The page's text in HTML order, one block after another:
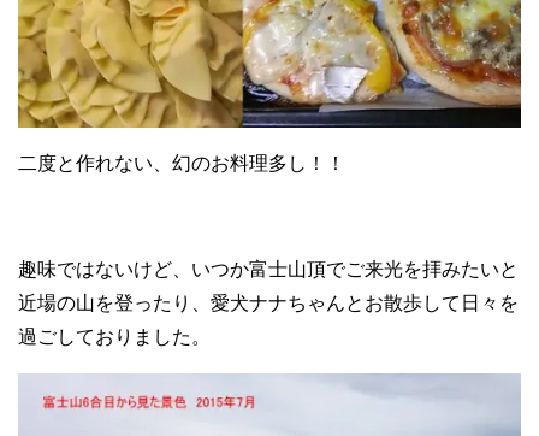
二度と作れない、幻のお料理多し！！
趣味ではないけど、いつか富士山頂でご来光を拝みたいと
近場の山を登ったり、愛犬ナナちゃんとお散歩して日々を
過ごしておりました。